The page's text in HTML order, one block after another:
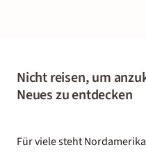
Nicht reisen, um
Neues zu entdecken
Für viele steht